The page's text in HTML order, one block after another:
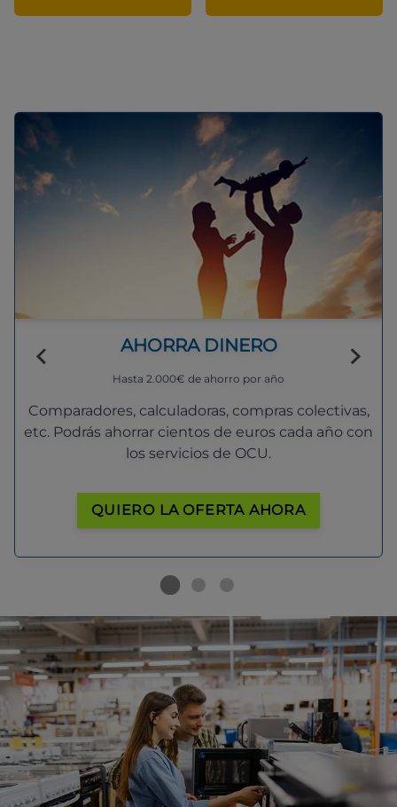
AHORRA DINERO
Hasta 2.000€ de ahorro por año
Comparadores, calculadoras, compras colectivas,
etc. Podrás ahorrar cientos de euros cada año con
los servicios de OCU.
QUIERO LA OFERTA AHORA